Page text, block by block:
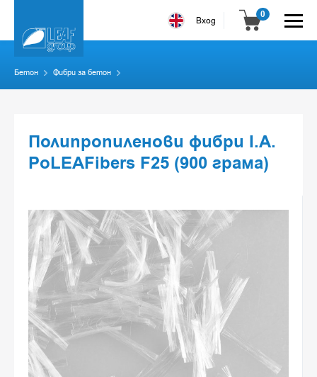
Вход 0
Бетон Фибри за бетон
Полипропиленови фибри I.A.
PoLEAFibers F25 (900 грама)